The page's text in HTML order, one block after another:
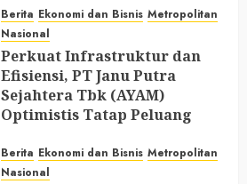
Senjata Api
JULY 31, 2026
Berita Ekonomi dan Bisnis Metropolitan
Nasional
Perkuat Infrastruktur dan
Efisiensi, PT Janu Putra
Sejahtera Tbk (AYAM)
Optimistis Tatap Peluang
JULY 30, 2026 0
Berita Ekonomi dan Bisnis Metropolitan
Nasional